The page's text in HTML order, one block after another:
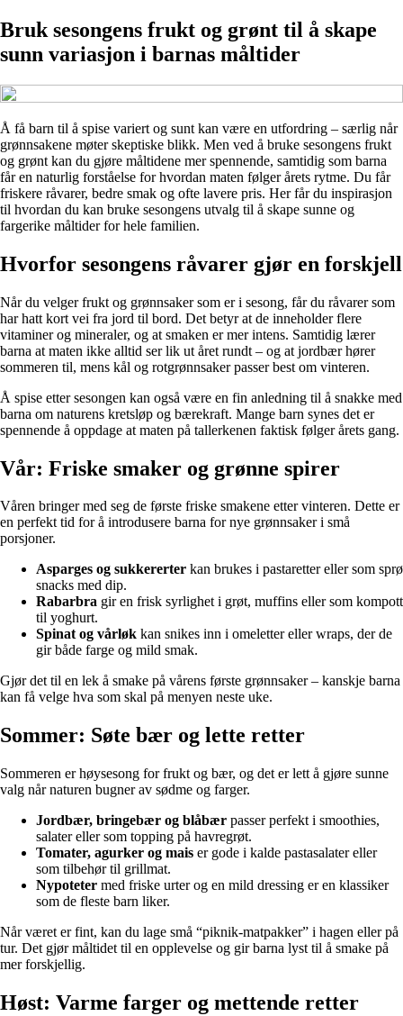
Bruk sesongens frukt og grønt til å skape
sunn variasjon i barnas måltider
Å få barn til å spise variert og sunt kan være en utfordring – særlig når
grønnsakene møter skeptiske blikk. Men ved å bruke sesongens frukt
og grønt kan du gjøre måltidene mer spennende, samtidig som barna
får en naturlig forståelse for hvordan maten følger årets rytme. Du får
friskere råvarer, bedre smak og ofte lavere pris. Her får du inspirasjon
til hvordan du kan bruke sesongens utvalg til å skape sunne og
fargerike måltider for hele familien.
Hvorfor sesongens råvarer gjør en forskjell
Når du velger frukt og grønnsaker som er i sesong, får du råvarer som
har hatt kort vei fra jord til bord. Det betyr at de inneholder flere
vitaminer og mineraler, og at smaken er mer intens. Samtidig lærer
barna at maten ikke alltid ser lik ut året rundt – og at jordbær hører
sommeren til, mens kål og rotgrønnsaker passer best om vinteren.
Å spise etter sesongen kan også være en fin anledning til å snakke med
barna om naturens kretsløp og bærekraft. Mange barn synes det er
spennende å oppdage at maten på tallerkenen faktisk følger årets gang.
Vår: Friske smaker og grønne spirer
Våren bringer med seg de første friske smakene etter vinteren. Dette er
en perfekt tid for å introdusere barna for nye grønnsaker i små
porsjoner.
Asparges og sukkererter kan brukes i pastaretter eller som sprø
snacks med dip.
Rabarbra gir en frisk syrlighet i grøt, muffins eller som kompott
til yoghurt.
Spinat og vårløk kan snikes inn i omeletter eller wraps, der de
gir både farge og mild smak.
Gjør det til en lek å smake på vårens første grønnsaker – kanskje barna
kan få velge hva som skal på menyen neste uke.
Sommer: Søte bær og lette retter
Sommeren er høysesong for frukt og bær, og det er lett å gjøre sunne
valg når naturen bugner av sødme og farger.
Jordbær, bringebær og blåbær passer perfekt i smoothies,
salater eller som topping på havregrøt.
Tomater, agurker og mais er gode i kalde pastasalater eller
som tilbehør til grillmat.
Nypoteter med friske urter og en mild dressing er en klassiker
som de fleste barn liker.
Når været er fint, kan du lage små “piknik-matpakker” i hagen eller på
tur. Det gjør måltidet til en opplevelse og gir barna lyst til å smake på
mer forskjellig.
Høst: Varme farger og mettende retter